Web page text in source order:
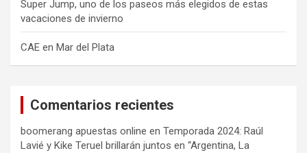
Super Jump, uno de los paseos más elegidos de estas
vacaciones de invierno
CAE en Mar del Plata
Comentarios recientes
boomerang apuestas online en Temporada 2024: Raúl
Lavié y Kike Teruel brillarán juntos en “Argentina, La